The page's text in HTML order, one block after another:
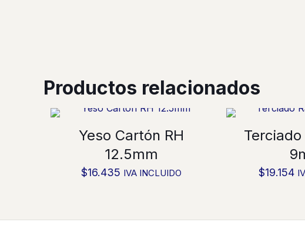
Productos relacionados
Yeso Cartón RH
12.5mm
$16.435 IVA INCLUIDO $19.154